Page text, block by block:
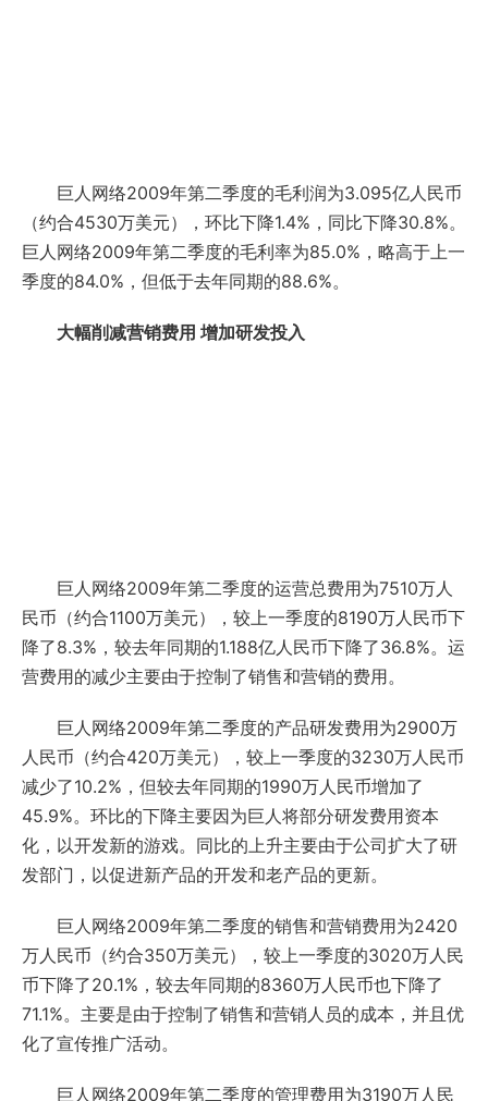
巨人网络2009年第二季度的毛利润为3.095亿人民币
（约合4530万美元），环比下降1.4%，同比下降30.8%。
巨人网络2009年第二季度的毛利率为85.0%，略高于上一
季度的84.0%，但低于去年同期的88.6%。
大幅削减营销费用 增加研发投入
巨人网络2009年第二季度的运营总费用为7510万人
民币（约合1100万美元），较上一季度的8190万人民币下
降了8.3%，较去年同期的1.188亿人民币下降了36.8%。运
营费用的减少主要由于控制了销售和营销的费用。
巨人网络2009年第二季度的产品研发费用为2900万
人民币（约合420万美元），较上一季度的3230万人民币
减少了10.2%，但较去年同期的1990万人民币增加了
45.9%。环比的下降主要因为巨人将部分研发费用资本
化，以开发新的游戏。同比的上升主要由于公司扩大了研
发部门，以促进新产品的开发和老产品的更新。
巨人网络2009年第二季度的销售和营销费用为2420
万人民币（约合350万美元），较上一季度的3020万人民
币下降了20.1%，较去年同期的8360万人民币也下降了
71.1%。主要是由于控制了销售和营销人员的成本，并且优
化了宣传推广活动。
巨人网络2009年第二季度的管理费用为3190万人民